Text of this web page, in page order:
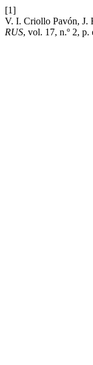
[1]
V. I. Criollo Pavón, J.
RUS, vol. 17, n.º 2, p.